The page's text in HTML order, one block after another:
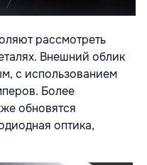
рассмотреть
Внешний облик
с использованием
Более
обновятся
оптика,